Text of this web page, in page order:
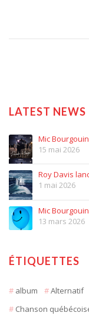
LATEST NEWS
Mic
15 mai 2026
Roy Davis
1 mai 2026
Mic
13 mars 2026
ÉTIQUETTES
album Alternatif
Chanson